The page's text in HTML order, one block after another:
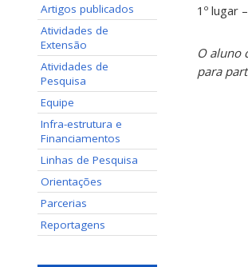
Artigos publicados
Atividades de
Extensão
Atividades de
Pesquisa
Equipe
Infra-estrutura e
Financiamentos
Linhas de Pesquisa
Orientações
Parcerias
Reportagens
1º lugar
O aluno
para